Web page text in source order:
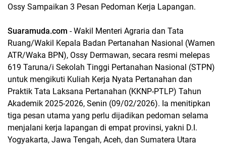
Ossy Sampaikan 3 Pesan Pedoman Kerja Lapangan.
Suaramuda.com - Wakil Menteri Agraria dan Tata
Ruang/Wakil Kepala Badan Pertanahan Nasional (Wamen
ATR/Waka BPN), Ossy Dermawan, secara resmi melepas
619 Taruna/i Sekolah Tinggi Pertanahan Nasional (STPN)
untuk mengikuti Kuliah Kerja Nyata Pertanahan dan
Praktik Tata Laksana Pertanahan (KKNP-PTLP) Tahun
Akademik 2025-2026, Senin (09/02/2026). Ia menitipkan
tiga pesan utama yang perlu dijadikan pedoman selama
menjalani kerja lapangan di empat provinsi, yakni D.I.
Yogyakarta, Jawa Tengah, Aceh, dan Sumatera Utara